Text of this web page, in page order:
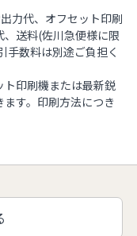
円
円
110,300
円
73,960円
円
円
円
81,400円
88,840円
円
力代、オフセット印刷
送料(佐川急便様に限
手数料は別途ご負担く
印刷機または最新鋭
す。印刷方法につき